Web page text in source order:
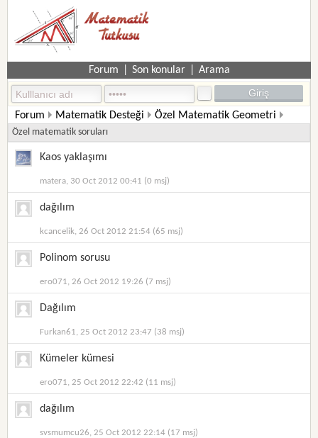
Forum Son konular Arama
Forum Matematik Desteği Özel Matematik Geometri
Özel matematik soruları
Kaos yaklaşımı
matera, 30 Oct 2012 00:41 (0 msj)
dağılım
kcancelik, 26 Oct 2012 21:54 (65 msj)
Polinom sorusu
ero071, 26 Oct 2012 19:26 (7 msj)
Dağılım
Furkan61, 25 Oct 2012 23:47 (38 msj)
Kümeler kümesi
ero071, 25 Oct 2012 22:42 (11 msj)
dağılım
svsmumcu26, 25 Oct 2012 22:14 (17 msj)